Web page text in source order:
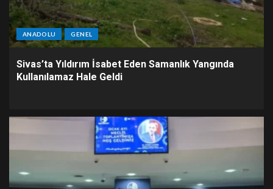
ANADOLU GENEL
Sivas’ta Yıldırım İsabet Eden Samanlık Yangında
Kullanılamaz Hale Geldi